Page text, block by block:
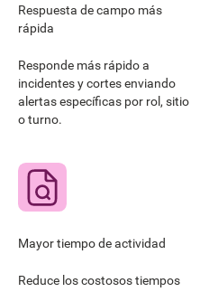
Respuesta de campo más
rápida
Responde más rápido a
incidentes y cortes enviando
alertas específicas por rol, sitio
o turno.
Mayor tiempo de actividad
Reduce los costosos tiempos